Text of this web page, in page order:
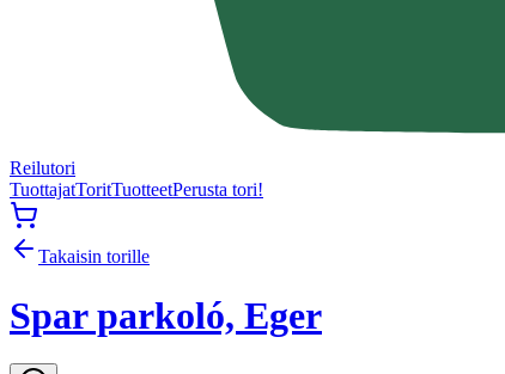
Reilutori
TuottajatToritTuotteetPerusta tori!
Takaisin torille
Spar parkoló, Eger